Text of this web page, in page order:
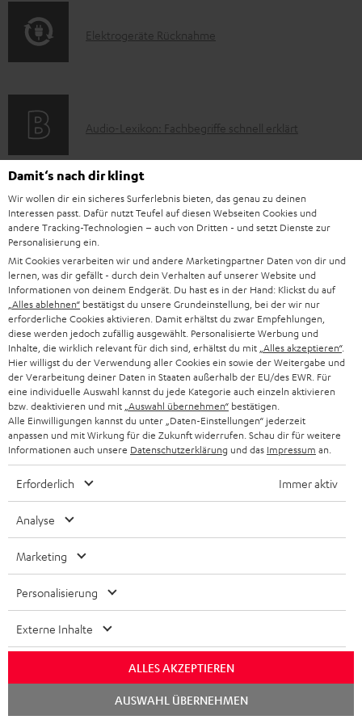
i
n
z
u
m
V
e
r
s
a
n
d
r
i
o
n
e
n
z
u
r
G
a
r
a
n
t
i
e
E
t
r
o
g
e
r
ä
t
e
R
ü
c
k
n
a
h
e
Elektrogeräte Rücknahme
A
d
i
o
-
L
e
x
i
k
o
n
Audio-Lexikon: Fachbegriffe schnell erklärt
K
o
n
t
a
k
t
d
a
t
e
n
Persönliche Kaufberatung
+49 (0) 30 / 217 84 212
Mo – Fr 08:00 – 19:00 Uhr
Sa 09:00 – 17:30 Uhr
Sonn- und Feiertage geschlossen
Teufel Support
Häufige Fragen
Kontakt
Store Finder
Erlebe unsere Produkte hautnah und lass dich
persönlich im Store beraten.
Übersicht
1Gültig bis 08.08.2026, 23:59 Uhr. Gratis Move 2 ab einem
Mindesteinkaufswert von 300 EUR. Gültig nur beim Kauf ausgewählter
Produkte bzw. für Bestellungen mit teilnahmeberechtigten Produkten.
Ausgenommen sind Produkte von Drittanbietern (Third-Party-Produkte).
Privatkunden. Nicht mit anderen Aktionsgutscheinen kombinierbar. Der
Weiterverkauf von Aktionsgutscheinen ist untersagt. Der Gutschein verliert
entnehmen Sie bitte den
Damit‘s nach dir klingt
Wir wollen dir ein sicheres Surferlebnis bieten, das genau zu deinen
Interessen passt. Dafür nutzt Teufel auf diesen Webseiten Cookies und
andere Tracking-Technologien – auch von Dritten - und setzt Dienste zur
Personalisierung ein.
Mit Cookies verarbeiten wir und andere Marketingpartner Daten von dir und
lernen, was dir gefällt - durch dein Verhalten auf unserer Website und
Informationen von deinem Endgerät. Du hast es in der Hand: Klickst du auf
„Alles ablehnen“ bestätigst du unsere Grundeinstellung, bei der wir nur
erforderliche Cookies aktivieren. Damit erhältst du zwar Empfehlungen,
diese werden jedoch zufällig ausgewählt. Personalisierte Werbung und
Inhalte, die wirklich relevant für dich sind, erhältst du mit „Alles akzeptieren“.
Hier willigst du der Verwendung aller Cookies ein sowie der Weitergabe und
der Verarbeitung deiner Daten in Staaten außerhalb der EU/des EWR. Für
eine individuelle Auswahl kannst du jede Kategorie auch einzeln aktivieren
bzw. deaktivieren und mit „Auswahl übernehmen“ bestätigen.
Alle Einwilligungen kannst du unter „Daten-Einstellungen“ jederzeit
anpassen und mit Wirkung für die Zukunft widerrufen. Schau dir für weitere
Informationen auch unsere Datenschutzerklärung und das Impressum an.
Erforderlich Immer aktiv
Analyse
Marketing
Personalisierung
Externe Inhalte
ALLES AKZEPTIEREN
AUSWAHL ÜBERNEHMEN